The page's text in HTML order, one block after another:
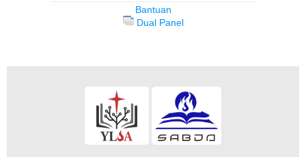
Bantuan
Dual Panel